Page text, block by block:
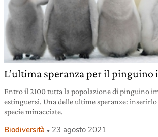
L’ultima speranza per il pinguino
Entro il 2100 tutta la popolazione di pinguino
estinguersi. Una delle ultime speranze:
specie minacciate.
Biodiversità 23 agosto 2021